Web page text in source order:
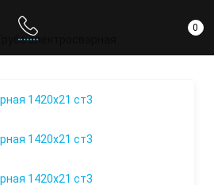
0
Труба электросварная